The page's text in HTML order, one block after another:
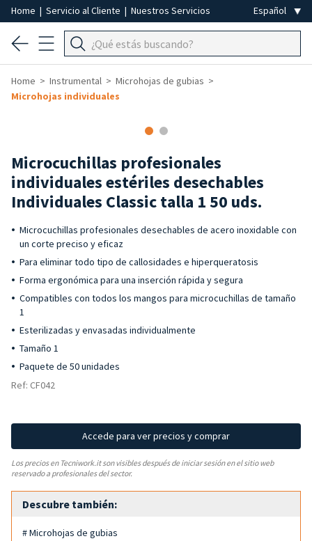
Home | Servicio al Cliente | Nuestros Servicios
Home Instrumental
Microhojas de gubias
Microhojas individuales
Microcuchillas profesionales
individuales estériles desechables
Individuales Classic talla 1 50 uds.
Microcuchillas profesionales desechables de acero inoxidable con
un corte preciso y eficaz
Para eliminar todo tipo de callosidades e hiperqueratosis
Forma ergonómica para una inserción rápida y segura
Compatibles con todos los mangos para microcuchillas de tamaño
1
Esterilizadas y envasadas individualmente
Tamaño 1
Paquete de 50 unidades
Ref: CF042
Accede para ver precios y comprar
Los precios en Tecniwork.it son visibles después de iniciar sesión en el sitio web
reservado a profesionales del sector.
Descubre también:
# Microhojas de gubias